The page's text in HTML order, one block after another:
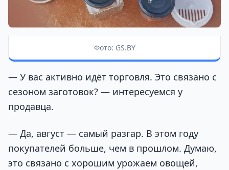
Фото: GS.BY
— У вас активно идёт торговля. Это связано с
сезоном заготовок? — интересуемся у
продавца.
— Да, август — самый разгар. В этом году
покупателей больше, чем в прошлом. Думаю,
это связано с хорошим урожаем овощей,